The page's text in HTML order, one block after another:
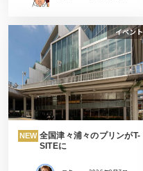
イベント
NEW 全国津々浦々のプリンがT-
SITEに